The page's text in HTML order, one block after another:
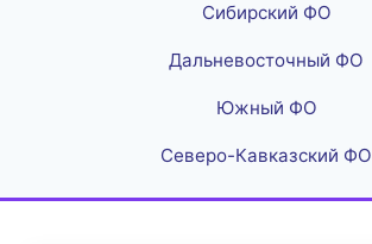
Сибирский ФО
Дальневосточный ФО
Южный ФО
Северо-Кавказский ФО